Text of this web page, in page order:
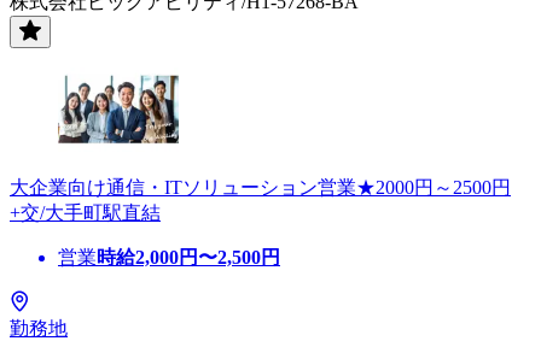
大企業向け通信・ITソリューション営業★2000円～2500円
+交/大手町駅直結
営業時給2,000円〜2,500円
勤務地